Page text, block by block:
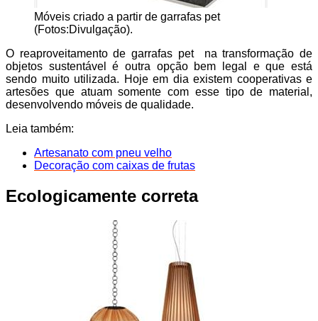
Móveis criado a partir de garrafas pet
(Fotos:Divulgação).
O reaproveitamento de garrafas pet na transformação de
objetos sustentável é outra opção bem legal e que está
sendo muito utilizada. Hoje em dia existem cooperativas e
artesões que atuam somente com esse tipo de material,
desenvolvendo móveis de qualidade.
Leia também:
Artesanato com pneu velho
Decoração com caixas de frutas
Ecologicamente correta